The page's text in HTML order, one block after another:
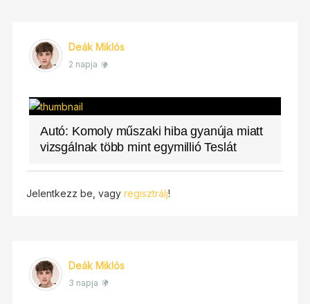
Deák Miklós
2 napja
Autó: Komoly műszaki hiba gyanúja miatt
vizsgálnak több mint egymillió Teslát
Jelentkezz be, vagy regisztrálj!
Deák Miklós
3 napja